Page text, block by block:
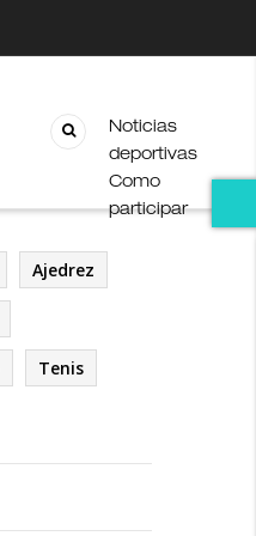
Noticias
deportivas
Como
participar
Ajedrez
Tenis